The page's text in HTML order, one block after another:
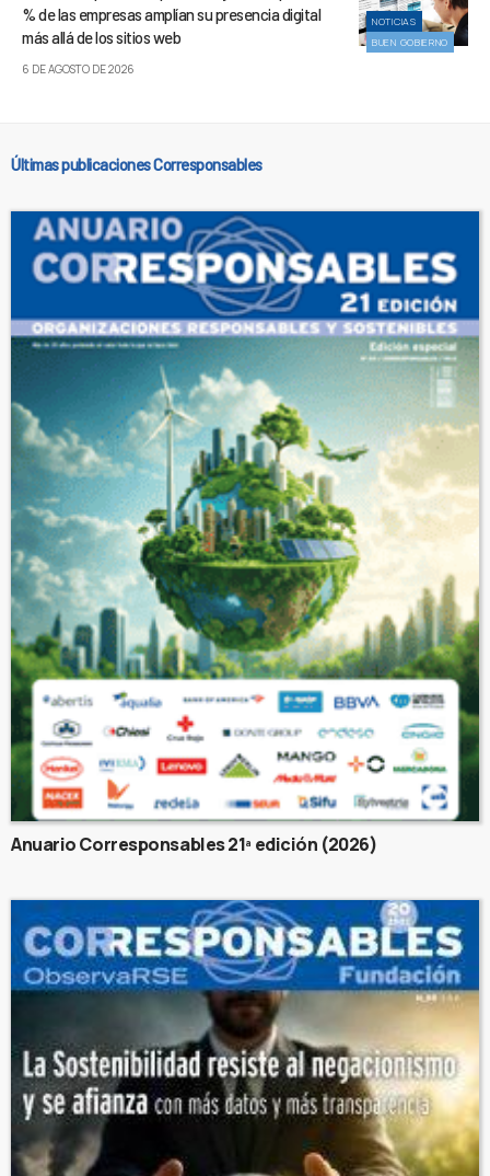
NOTICIAS
BUEN GOBIERNO
% de las empresas amplían su presencia digital
más allá de los sitios web
6 DE AGOSTO DE 2026
Últimas publicaciones Corresponsables
Anuario Corresponsables 21ª edición (2026)